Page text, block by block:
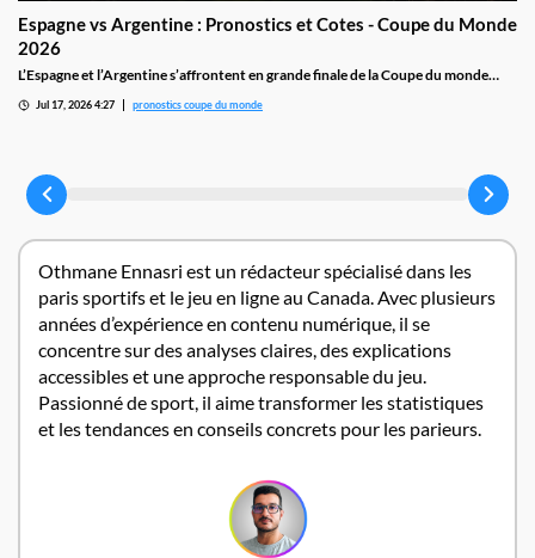
Espagne vs Argentine : Pronostics et Cotes - Coupe du Monde
2026
L’Espagne et l’Argentine s’affrontent en grande finale de la Coupe du monde
en sept matchs, face à un Lionel Messi auteur de huit buts dans ce tournoi.
Jul 17, 2026 4:27 pronostics coupe du monde
Othmane Ennasri est un rédacteur spécialisé dans les
paris sportifs et le jeu en ligne au Canada. Avec plusieurs
années d’expérience en contenu numérique, il se
concentre sur des analyses claires, des explications
accessibles et une approche responsable du jeu.
Passionné de sport, il aime transformer les statistiques
et les tendances en conseils concrets pour les parieurs.